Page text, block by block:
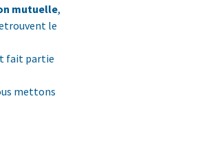
mutuelle,
le
fait partie
mettons